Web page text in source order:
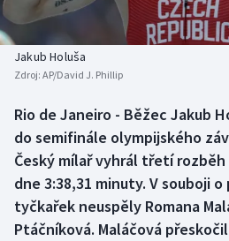
Baseball a softbal
Basketbal
Boby a skeleton
Box
Curling
Historické návraty
Aplikace ČT sport
Jakub Holuša
Zdroj: AP/David J. Phillip
Rio de Janeiro - Běžec Jakub
do semifinále olympijského
Český mílař vyhrál třetí
dne 3:38,31 minuty. V souboji
tyčkařek neuspěly Romana
Ptáčníková. Maláčová